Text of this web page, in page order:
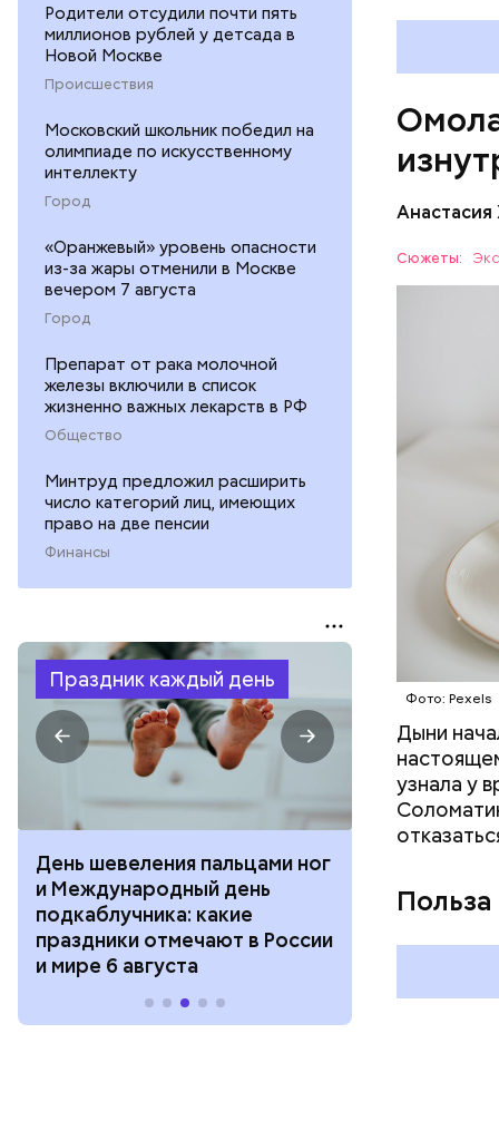
Родители отсудили почти пять
миллионов рублей у детсада в
Новой Москве
Происшествия
Московский школьник победил на
олимпиаде по искусственному
интеллекту
Город
«Оранжевый» уровень опасности
из-за жары отменили в Москве
вечером 7 августа
Город
Препарат от рака молочной
железы включили в список
жизненно важных лекарств в РФ
Общество
Минтруд предложил расширить
число категорий лиц, имеющих
право на две пенсии
Финансы
Праздник каждый день
День шевеления пальцами ног
и Международный день
подкаблучника: какие
праздники отмечают в России
и мире 6 августа
горизонта и
курсанта:
отмечают в
Сюжеты:
Фото: Pexels
Дыни
узнала у
Дыня
лютеин
наше
калий